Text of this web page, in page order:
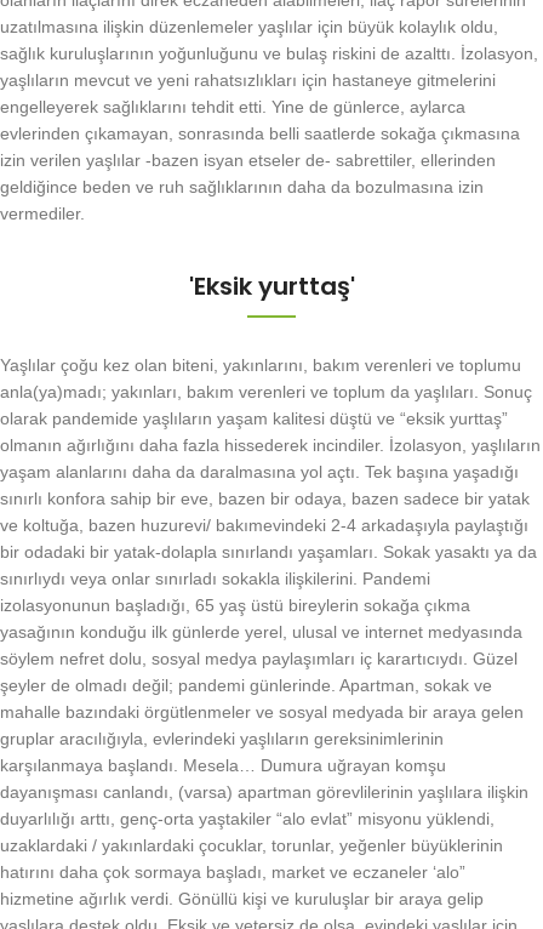
uzatılmasına ilişkin düzenlemeler yaşlılar için büyük kolaylık oldu,
sağlık kuruluşlarının yoğunluğunu ve bulaş riskini de azalttı. İzolasyon,
yaşlıların mevcut ve yeni rahatsızlıkları için hastaneye gitmelerini
engelleyerek sağlıklarını tehdit etti. Yine de günlerce, aylarca
evlerinden çıkamayan, sonrasında belli saatlerde sokağa çıkmasına
izin verilen yaşlılar -bazen isyan etseler de- sabrettiler, ellerinden
geldiğince beden ve ruh sağlıklarının daha da bozulmasına izin
vermediler.
'Eksik yurttaş'
Yaşlılar çoğu kez olan biteni, yakınlarını, bakım verenleri ve toplumu
anla(ya)madı; yakınları, bakım verenleri ve toplum da yaşlıları. Sonuç
olarak pandemide yaşlıların yaşam kalitesi düştü ve “eksik yurttaş”
olmanın ağırlığını daha fazla hissederek incindiler. İzolasyon, yaşlıların
yaşam alanlarını daha da daralmasına yol açtı. Tek başına yaşadığı
sınırlı konfora sahip bir eve, bazen bir odaya, bazen sadece bir yatak
ve koltuğa, bazen huzurevi/ bakımevindeki 2-4 arkadaşıyla paylaştığı
bir odadaki bir yatak-dolapla sınırlandı yaşamları. Sokak yasaktı ya da
sınırlıydı veya onlar sınırladı sokakla ilişkilerini. Pandemi
izolasyonunun başladığı, 65 yaş üstü bireylerin sokağa çıkma
yasağının konduğu ilk günlerde yerel, ulusal ve internet medyasında
söylem nefret dolu, sosyal medya paylaşımları iç karartıcıydı. Güzel
şeyler de olmadı değil; pandemi günlerinde. Apartman, sokak ve
mahalle bazındaki örgütlenmeler ve sosyal medyada bir araya gelen
gruplar aracılığıyla, evlerindeki yaşlıların gereksinimlerinin
karşılanmaya başlandı. Mesela… Dumura uğrayan komşu
dayanışması canlandı, (varsa) apartman görevlilerinin yaşlılara ilişkin
duyarlılığı arttı, genç-orta yaştakiler “alo evlat” misyonu yüklendi,
uzaklardaki / yakınlardaki çocuklar, torunlar, yeğenler büyüklerinin
hatırını daha çok sormaya başladı, market ve eczaneler ‘alo”
hizmetine ağırlık verdi. Gönüllü kişi ve kuruluşlar bir araya gelip
yaşlılara destek oldu. Eksik ve yetersiz de olsa, evindeki yaşlılar için